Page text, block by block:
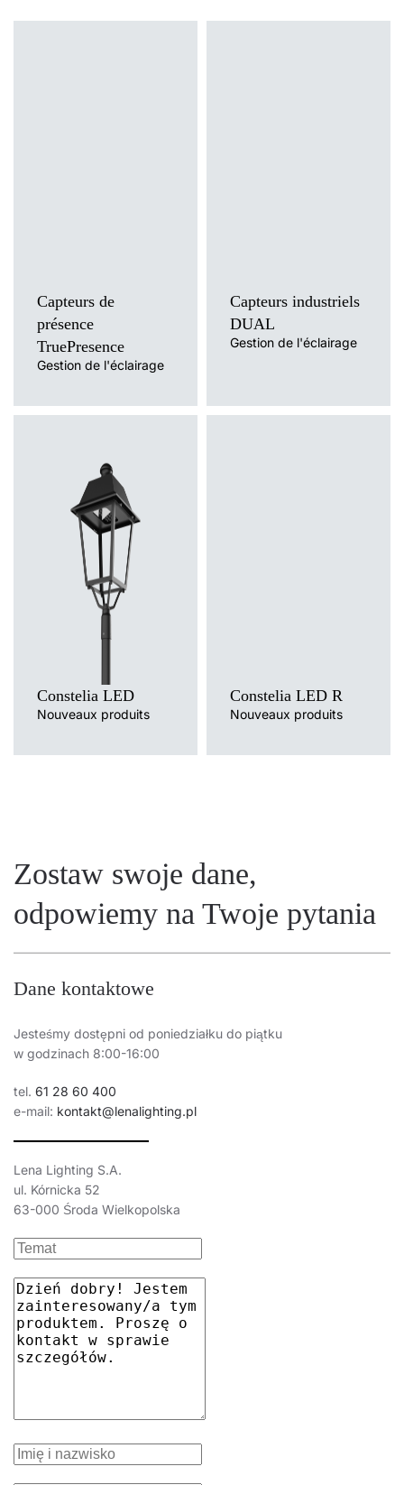
Capteurs de
présence
TruePresence
Gestion de l'éclairage
Capteurs industriels
DUAL
Gestion de l'éclairage
Constelia LED
Nouveaux produits
Température de
Méthode de montage
dessus de poteau
Source de lumière
Type de diffuseur
Constelia LED R
Nouveaux produits
Zostaw swoje dane,
odpowiemy na Twoje pytania
Dane kontaktowe
Jesteśmy dostępni od poniedziałku do piątku
w godzinach 8:00-16:00
tel. 61 28 60 400
e-mail: kontakt@lenalighting.pl
Lena Lighting S.A.
ul. Kórnicka 52
63-000 Środa Wielkopolska